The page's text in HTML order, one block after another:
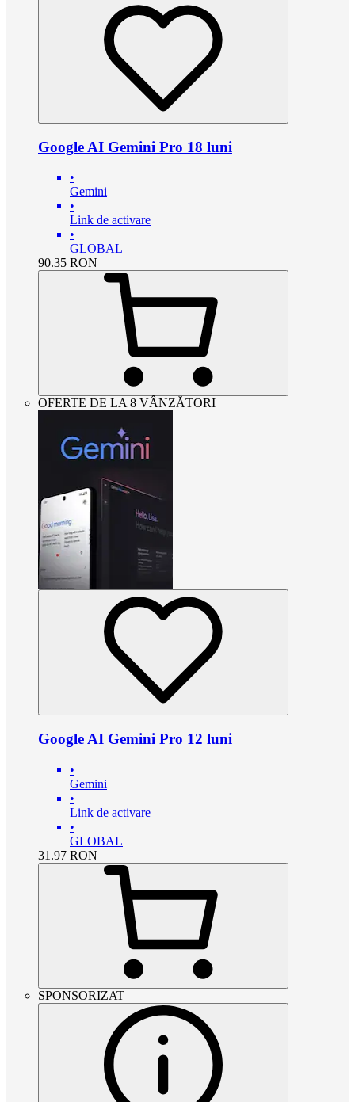
Google AI Gemini Pro 18 luni
•
Gemini
•
Link de activare
•
GLOBAL
90.35 RON
OFERTE DE LA 8 VÂNZĂTORI
Google AI Gemini Pro 12 luni
•
Gemini
•
Link de activare
•
GLOBAL
31.97 RON
SPONSORIZAT